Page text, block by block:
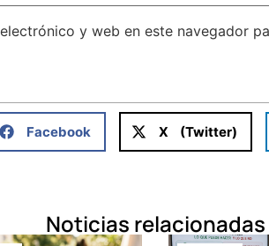
y web en este navegador
Facebook X (Twitter)
Noticias relacionadas